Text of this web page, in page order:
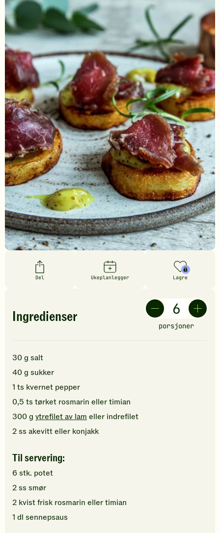
Del Ukeplanlegger Lagre
Ingredienser
porsjoner
30g salt
40g sukker
1 ts kvernet pepper
0,5 ts tørket rosmarin eller timian
300g ytrefilet av lam eller indrefilet
2ss akevitteller konjakk
Til servering:
6 stk. potet
2ss smør
2 kvistfrisk rosmarin eller timian
1 dl sennepsaus